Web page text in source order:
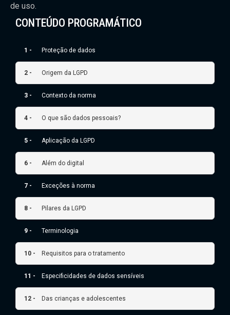
de uso.
CONTEÚDO PROGRAMÁTICO
1 - Proteção de dados
2 - Origem da LGPD
3 - Contexto da norma
4 - O que são dados pessoais?
5 - Aplicação da LGPD
6 - Além do digital
7 - Exceções à norma
8 - Pilares da LGPD
9 - Terminologia
10 - Requisitos para o tratamento
11 - Especificidades de dados sensíveis
12 - Das crianças e adolescentes